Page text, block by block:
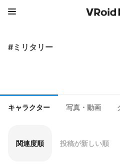
#ミリタリー
キャラクター 写真・動画
関連度順 投稿が新しい順